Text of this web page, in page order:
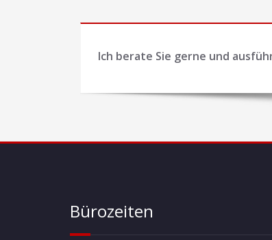
Ich berate Sie gerne und
Bürozeiten